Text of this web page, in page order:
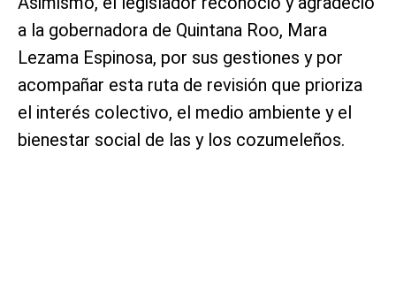
a la gobernadora de Quintana Roo, Mara
Lezama Espinosa, por sus gestiones y por
acompañar esta ruta de revisión que prioriza
el interés colectivo, el medio ambiente y el
bienestar social de las y los cozumeleños.